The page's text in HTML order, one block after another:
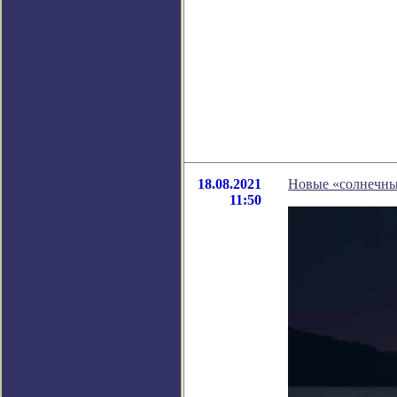
18.08.2021
11:50
Новые